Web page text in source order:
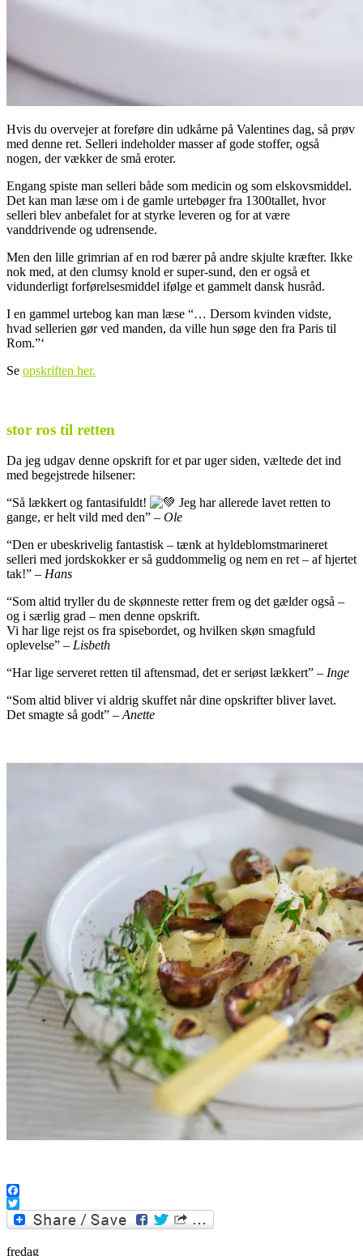
Hvis du overvejer at foreføre din udkårne på Valentines dag, så prøv
med denne ret. Selleri indeholder masser af gode stoffer, også
nogen, der vækker de små eroter.
Engang spiste man selleri både som medicin og som elskovsmiddel.
Det kan man læse om i de gamle urtebøger fra 1300tallet, hvor
selleri blev anbefalet for at styrke leveren og for at være
vanddrivende og udrensende.
Men den lille grimrian af en rod bærer på andre skjulte kræfter. Ikke
nok med, at den clumsy knold er super-sund, den er også et
vidunderligt forførelsesmiddel ifølge et gammelt dansk husråd.
I en gammel urtebog kan man læse “… Dersom kvinden vidste,
hvad sellerien gør ved manden, da ville hun søge den fra Paris til
Rom.”‘
Se opskriften her.
stor ros til retten
Da jeg udgav denne opskrift for et par uger siden, væltede det ind
med begejstrede hilsener:
“Så lækkert og fantasifuldt!
Jeg har allerede lavet retten to
gange, er helt vild med den” – Ole
“Den er ubeskrivelig fantastisk – tænk at hyldeblomstmarineret
selleri med jordskokker er så guddommelig og nem en ret – af hjertet
tak!” – Hans
“Som altid tryller du de skønneste retter frem og det gælder også –
og i særlig grad – men denne opskrift.
Vi har lige rejst os fra spisebordet, og hvilken skøn smagfuld
oplevelse” – Lisbeth
“Har lige serveret retten til aftensmad, det er seriøst lækkert” – Inge
“Som altid bliver vi aldrig skuffet når dine opskrifter bliver lavet.
Det smagte så godt” –Anette
Facebook
Twitter
fredag